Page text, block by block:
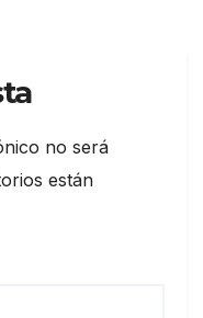
no será
están